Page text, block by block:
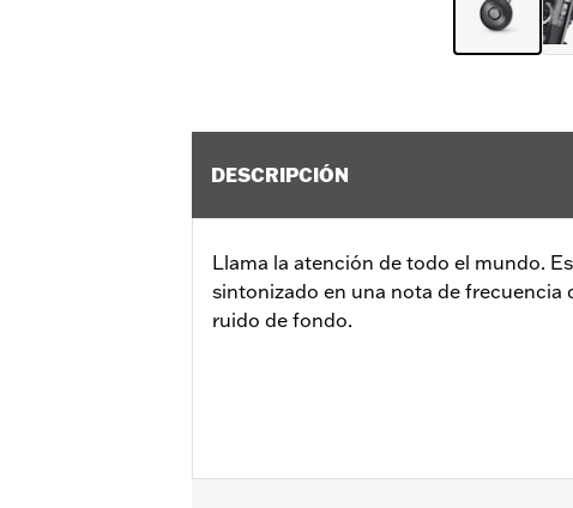
DESCRIPCIÓN
Llama la atención de todo el mundo.
sintonizado en una nota de frecuencia
ruido de fondo.